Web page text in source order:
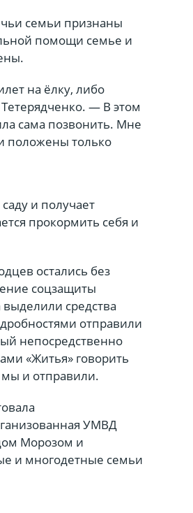
чьи семьи признаны
помощи семье и
на ёлку, либо
— В этом
сама позвонить. Мне
положены только
и получает
прокормить себя и
остались без
соцзащиты
средства
отправили
непосредственно
«Житья» говорить
мы и отправили.
УМВД
Морозом и
и многодетные семьи